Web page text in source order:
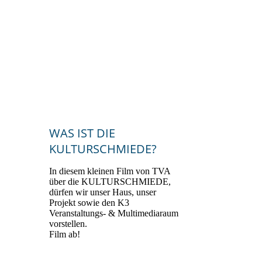
WAS IST DIE
KULTURSCHMIEDE?
In diesem kleinen Film von TVA
über die KULTURSCHMIEDE,
dürfen wir unser Haus, unser
Projekt sowie den K3
Veranstaltungs- & Multimediaraum
vorstellen.
Film ab!